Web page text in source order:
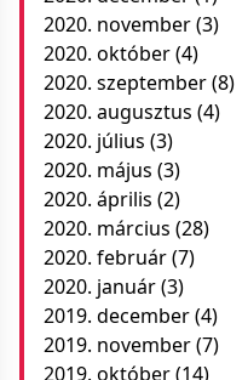
2020. november(3)
2020. október(4)
2020. szeptember(8)
2020. augusztus (4)
2020. július (3)
2020. május (3)
2020. április (2)
2020. március (28)
2020. február(7)
2020. január(3)
2019. december(4)
2019. november(7)
2019. október(14)